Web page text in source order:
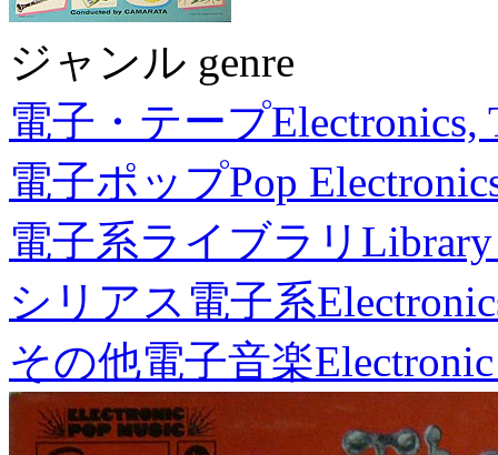
ジャンル genre
電子・テープElectronics,
電子ポップPop
電子系ライブラリ
シリアス電子系
その他電子音楽